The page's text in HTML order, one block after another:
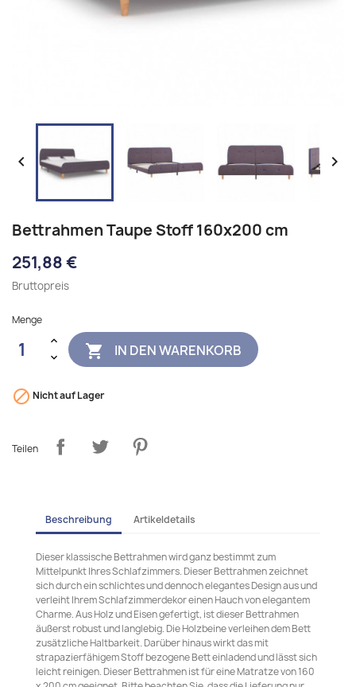
 
Bettrahmen Taupe Stoff 160x200 cm
251,88 €
Bruttopreis
Menge
 IN DEN WARENKORB
 Nicht auf Lager
Teilen
Beschreibung Artikeldetails
Dieser klassische Bettrahmen wird ganz bestimmt zum
Mittelpunkt Ihres Schlafzimmers. Dieser Bettrahmen zeichnet
sich durch ein schlichtes und dennoch elegantes Design aus und
verleiht Ihrem Schlafzimmerdekor einen Hauch von elegantem
Charme. Aus Holz und Eisen gefertigt, ist dieser Bettrahmen
äußerst robust und langlebig. Die Holzbeine verleihen dem Bett
zusätzliche Haltbarkeit. Darüber hinaus wirkt das mit
strapazierfähigem Stoff bezogene Bett einladend und lässt sich
leicht reinigen. Dieser Bettrahmen ist für eine Matratze von 160